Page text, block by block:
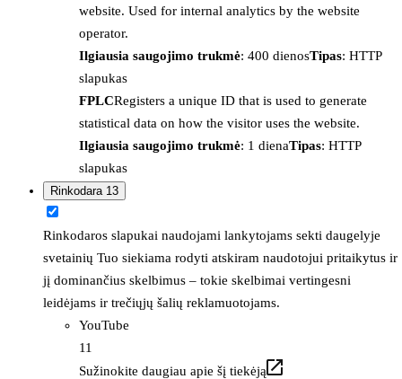
website. Used for internal analytics by the website
operator.
Ilgiausia saugojimo trukmė: 400 dienosTipas: HTTP
slapukas
FPLCRegisters a unique ID that is used to generate
statistical data on how the visitor uses the website.
Ilgiausia saugojimo trukmė: 1 dienaTipas: HTTP
slapukas
Rinkodara 13
Rinkodaros slapukai naudojami lankytojams sekti daugelyje
svetainių Tuo siekiama rodyti atskiram naudotojui pritaikytus ir
jį dominančius skelbimus – tokie skelbimai vertingesni
leidėjams ir trečiųjų šalių reklamuotojams.
YouTube
11
Sužinokite daugiau apie šį tiekėją